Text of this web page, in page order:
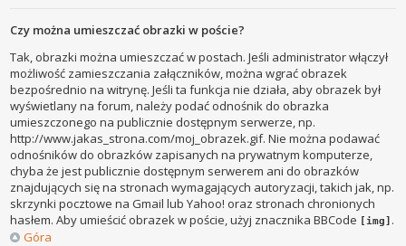
Czy można umieszczać obrazki w poście?
Tak, obrazki można umieszczać w postach. Jeśli administrator włączył
możliwość zamieszczania załączników, można wgrać obrazek
bezpośrednio na witrynę. Jeśli ta funkcja nie działa, aby obrazek był
wyświetlany na forum, należy podać odnośnik do obrazka
umieszczonego na publicznie dostępnym serwerze, np.
http://www.jakas_strona.com/moj_obrazek.gif. Nie można podawać
odnośników do obrazków zapisanych na prywatnym komputerze,
chyba że jest publicznie dostępnym serwerem ani do obrazków
znajdujących się na stronach wymagających autoryzacji, takich jak, np.
skrzynki pocztowe na Gmail lub Yahoo! oraz stronach chronionych
hasłem. Aby umieścić obrazek w poście, użyj znacznika BBCode [img] .
Góra